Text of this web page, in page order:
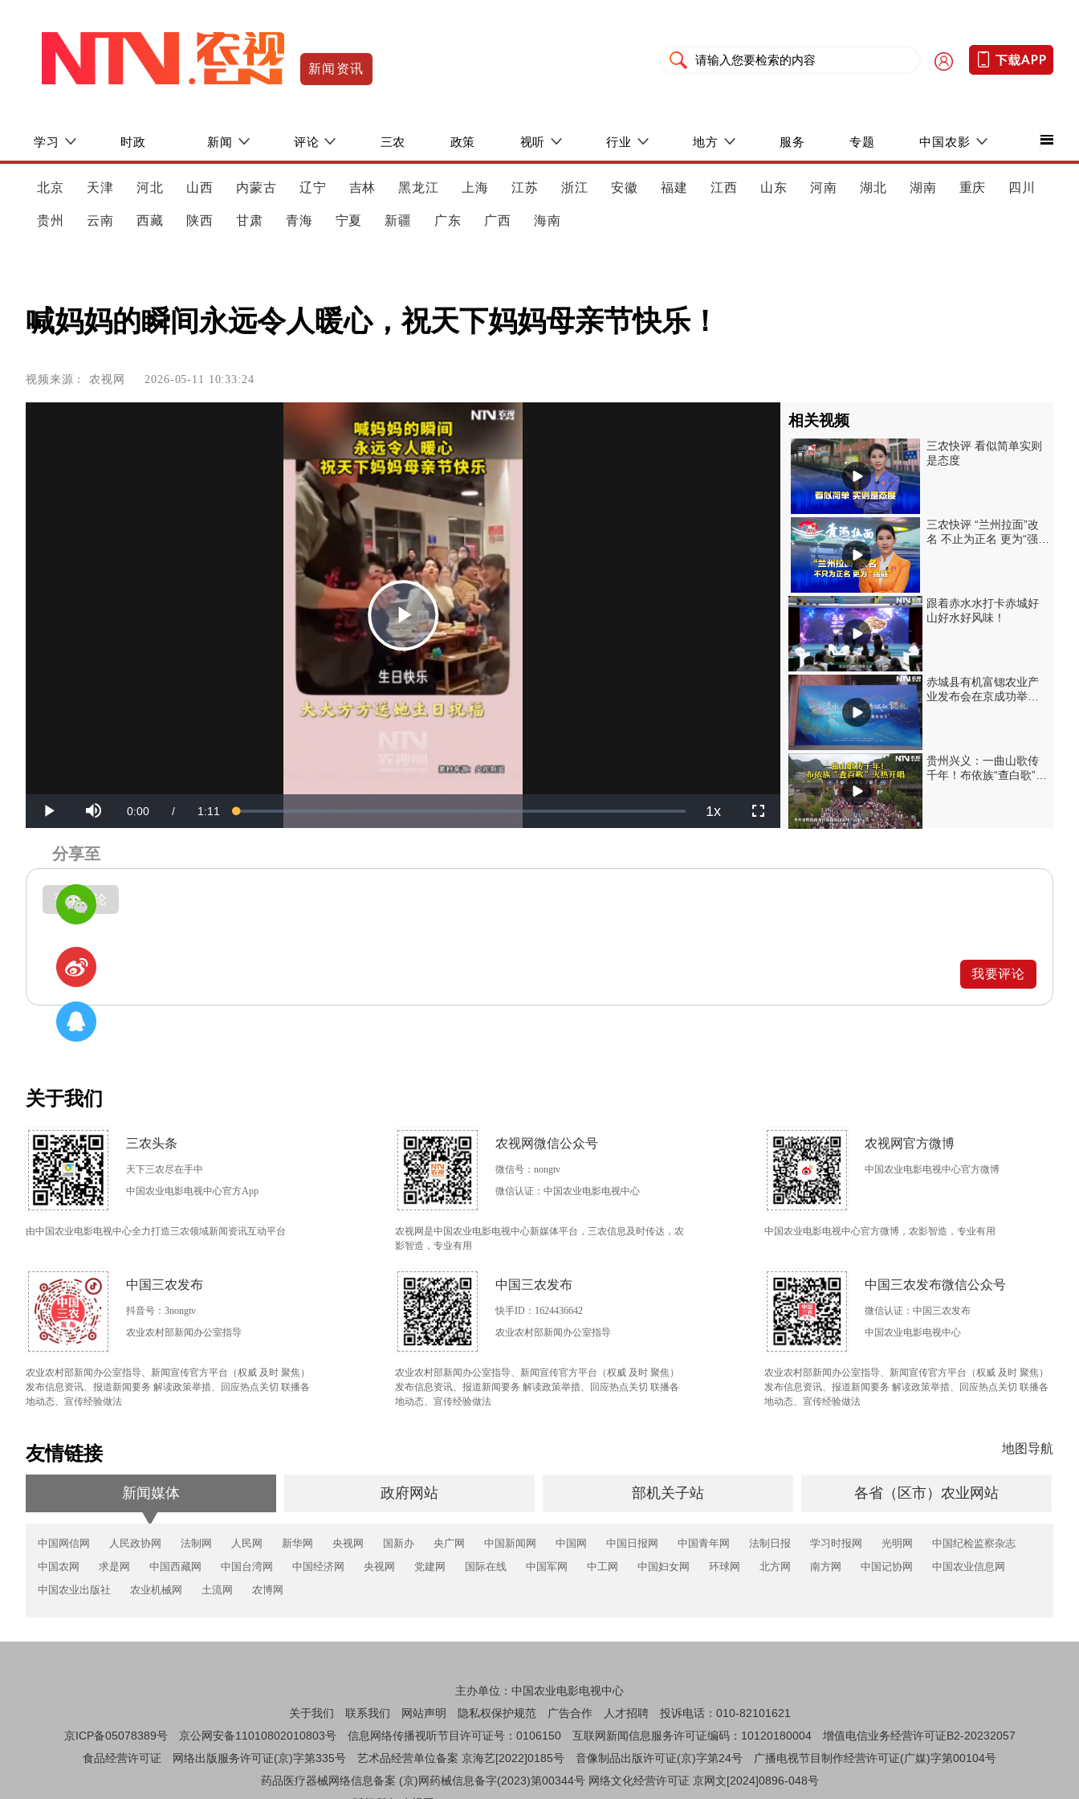
新闻资讯
学习 时政 新闻 评论 三农 政策 视听 行业 地方 服务 专题 中国农影
北京 天津 河北 山西 内蒙古 辽宁 吉林 黑龙江 上海 江苏 浙江 安徽 福建 江西 山东 河南 湖北 湖南 重庆 四川
贵州 云南 西藏 陕西 甘肃 青海 宁夏 新疆 广东 广西 海南
喊妈妈的瞬间永远令人暖心，祝天下妈妈母亲节快乐！
视频来源：农视网 2026-05-11 10:33:24
Play
Video
Play Current
0:00 / Duration
1:11 Loaded:
0%
Progress:
0%
Rate
1x Fullscreen
相关视频
三农快评 看似简单实则
是态度
三农快评 “兰州拉面”改
名 不止为正名 更为“强
跟着赤水水打卡赤城好
山好水好风味！
赤城县有机富锶农业产
业发布会在京成功举
贵州兴义：一曲山歌传
千年！布依族“查白歌”火
登录评论
我要评论
关于我们
三农头条
天下三农尽在手中
中国农业电影电视中心官方App
由中国农业电影电视中心全力打造三农领域新闻资讯互动平台
农视网微信公众号
微信号：nongtv
微信认证：中国农业电影电视中心
农视网是中国农业电影电视中心新媒体平台，三农信息及时传达，农
影智造，专业有用
农视网官方微博
中国农业电影电视中心官方微博
中国农业电影电视中心官方微博，农影智造，专业有用
中国三农发布
抖音号：3nongtv
农业农村部新闻办公室指导
农业农村部新闻办公室指导、新闻宣传官方平台（权威 及时 聚焦）
发布信息资讯、报道新闻要务 解读政策举措、回应热点关切 联播各
地动态、宣传经验做法
中国三农发布
快手ID：1624436642
农业农村部新闻办公室指导
农业农村部新闻办公室指导、新闻宣传官方平台（权威 及时 聚焦）
发布信息资讯、报道新闻要务 解读政策举措、回应热点关切 联播各
地动态、宣传经验做法
中国三农发布微信公众号
微信认证：中国三农发布
中国农业电影电视中心
农业农村部新闻办公室指导、新闻宣传官方平台（权威 及时 聚焦）
发布信息资讯、报道新闻要务 解读政策举措、回应热点关切 联播各
地动态、宣传经验做法
友情链接 地图导航
新闻媒体 政府网站 部机关子站 各省（区市）农业网站
中国网信网 人民政协网 法制网 人民网 新华网 央视网 国新办 央广网 中国新闻网 中国网 中国日报网 中国青年网 法制日报 学习时报网 光明网
中国纪检监察杂志
中国农网
求是网 中国西藏网 中国台湾网 中国经济网 央视网 党建网 国际在线 中国军网 中工网 中国妇女网 环球网 北方网 南方网 中国记协网
中国农业信息网
中国农业出版社
农业机械网 土流网 农博网
主办单位：中国农业电影电视中心
关于我们
联系我们 网站声明 隐私权保护规范 广告合作 人才招聘
投诉电话：010-82101621
京ICP备05078389号
京公网安备11010802010803号 信息网络传播视听节目许可证号：0106150 互联网新闻信息服务许可证编码：10120180004
增值电信业务经营许可证B2-20232057
食品经营许可证
网络出版服务许可证(京)字第335号 艺术品经营单位备案 京海艺[2022]0185号 音像制品出版许可证(京)字第24号
广播电视节目制作经营许可证(广媒)字第00104号
药品医疗器械网络信息备案 (京)网药械信息备字(2023)第00344号 网络文化经营许可证 京网文[2024]0896-048号
分享至